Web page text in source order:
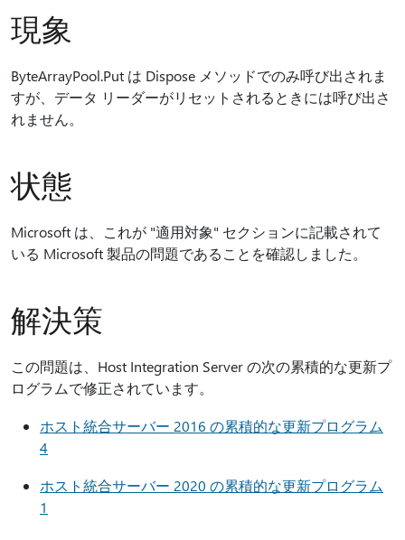
現象
ByteArrayPool.Put は Dispose メソッドでのみ呼び出されま
すが、データ リーダーがリセットされるときには呼び出さ
れません。
状態
Microsoft は、これが "適用対象" セクションに記載されて
いる Microsoft 製品の問題であることを確認しました。
解決策
この問題は、Host Integration Server の次の累積的な更新プ
ログラムで修正されています。
ホスト統合サーバー 2016 の累積的な更新プログラム
4
ホスト統合サーバー 2020 の累積的な更新プログラム
1